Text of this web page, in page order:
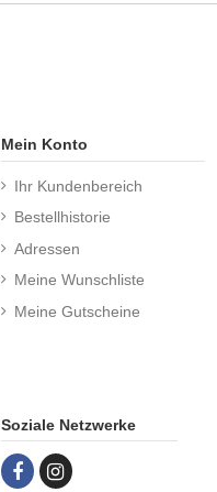
Mein Konto
Ihr Kundenbereich
Bestellhistorie
Adressen
Meine Wunschliste
Meine Gutscheine
Soziale Netzwerke